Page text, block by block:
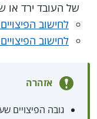
של העובד ירד או
לחישוב
לחישוב
אזהרה
גובה הפיצויים